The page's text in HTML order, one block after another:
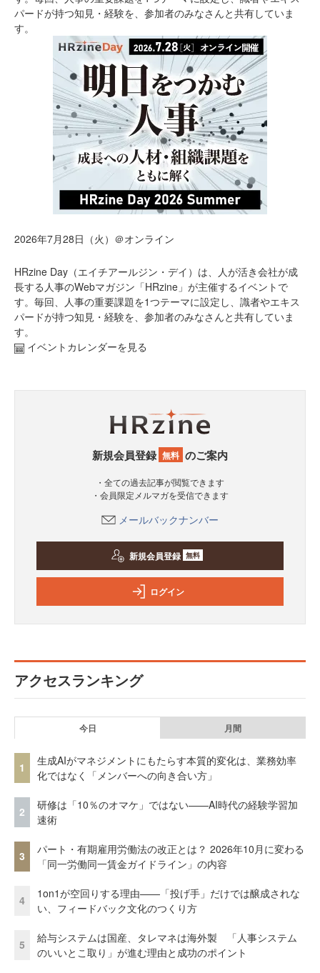
パードが持つ知見・経験を、参加者のみなさんと共有していま
す。
2026年7月28日（火）＠オンライン
HRzine Day（エイチアールジン・デイ）は、人が活き会社が成
長する人事のWebマガジン「HRzine」が主催するイベントで
す。毎回、人事の重要課題を1つテーマに設定し、識者やエキス
パードが持つ知見・経験を、参加者のみなさんと共有していま
す。
イベントカレンダーを見る
新規会員登録 無料 のご案内
・全ての過去記事が閲覧できます
・会員限定メルマガを受信できます
メールバックナンバー
新規会員登録 無料
ログイン
アクセスランキング
今日 月間
1
生成AIがマネジメントにもたらす本質的変化は、業務効率
化ではなく「メンバーへの向き合い方」
2
研修は「10％のオマケ」ではない——AI時代の経験学習加
速術
3
パート・有期雇用労働法の改正とは？ 2026年10月に変わる
「同一労働同一賃金ガイドライン」の内容
4
1on1が空回りする理由——「投げ手」だけでは醸成されな
い、フィードバック文化のつくり方
5
給与システムは国産、タレマネは海外製 「人事システム
のいいとこ取り」が進む理由と成功のポイント